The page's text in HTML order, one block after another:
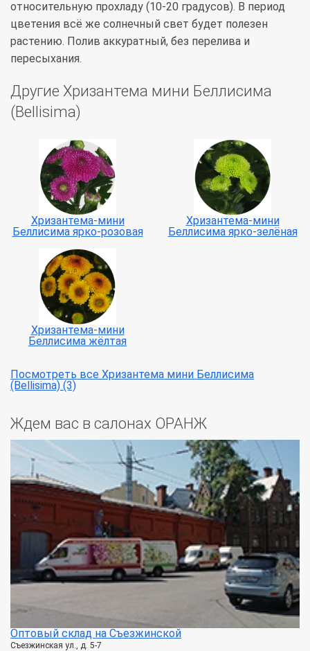
относительную прохладу (10-20 градусов). В период
цветения всё же солнечный свет будет полезен
растению. Полив аккуратный, без перелива и
пересыхания.
Другие Хризантема мини Беллисима
(Bellisima)
Хризантема-мини
Беллисима ярко-розовая
Хризантема-мини
Беллисима ярко-зелёная
Хризантема-мини
Беллисима жёлтая
Посмотреть все Хризантема мини Беллисима
(Bellisima) (3)
Ждем вас в салонах ОРАНЖ
Оптовый склад на Съезжинской
Съезжинская ул., д. 5-7